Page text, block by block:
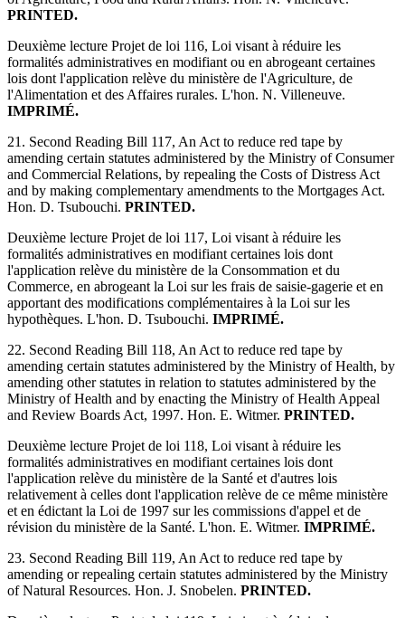
PRINTED.
Deuxième lecture Projet de loi 116, Loi visant à réduire les
formalités administratives en modifiant ou en abrogeant certaines
lois dont l'application relève du ministère de l'Agriculture, de
l'Alimentation et des Affaires rurales. L'hon. N. Villeneuve.
IMPRIMÉ.
21. Second Reading Bill 117, An Act to reduce red tape by
amending certain statutes administered by the Ministry of Consumer
and Commercial Relations, by repealing the Costs of Distress Act
and by making complementary amendments to the Mortgages Act.
Hon. D. Tsubouchi. PRINTED.
Deuxième lecture Projet de loi 117, Loi visant à réduire les
formalités administratives en modifiant certaines lois dont
l'application relève du ministère de la Consommation et du
Commerce, en abrogeant la Loi sur les frais de saisie-gagerie et en
apportant des modifications complémentaires à la Loi sur les
hypothèques. L'hon. D. Tsubouchi. IMPRIMÉ.
22. Second Reading Bill 118, An Act to reduce red tape by
amending certain statutes administered by the Ministry of Health, by
amending other statutes in relation to statutes administered by the
Ministry of Health and by enacting the Ministry of Health Appeal
and Review Boards Act, 1997. Hon. E. Witmer. PRINTED.
Deuxième lecture Projet de loi 118, Loi visant à réduire les
formalités administratives en modifiant certaines lois dont
l'application relève du ministère de la Santé et d'autres lois
relativement à celles dont l'application relève de ce même ministère
et en édictant la Loi de 1997 sur les commissions d'appel et de
révision du ministère de la Santé. L'hon. E. Witmer. IMPRIMÉ.
23. Second Reading Bill 119, An Act to reduce red tape by
amending or repealing certain statutes administered by the Ministry
of Natural Resources. Hon. J. Snobelen. PRINTED.